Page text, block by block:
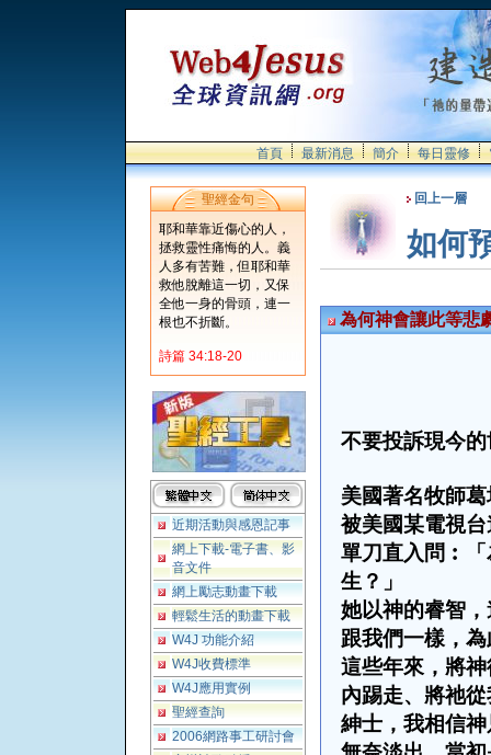
首頁 最新消息 簡介 每日靈修
聖經金句
耶和華靠近傷心的人，
拯救靈性痛悔的人。義
人多有苦難，但耶和華
救他脫離這一切，又保
全他一身的骨頭，連一
根也不折斷。
詩篇 34:18-20
近期活動與感恩記事
網上下載-電子書、影
音文件
網上勵志動畫下載
輕鬆生活的動畫下載
W4J 功能介紹
W4J收費標準
W4J應用實例
聖經查詢
2006網路事工研討會
回上一層
如何
為何神會讓此等悲
不要投訴現今
美國著名牧師
被美國某電視
單刀直入問︰
生？」
她以神的睿智
跟我們一樣，
這些年來，將
內踢走、將祂
紳士，我相信